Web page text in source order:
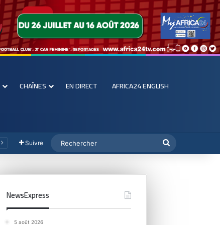
CHAÎNES EN DIRECT AFRICA24 ENGLISH
Suivre
NewsExpress
5 août 2026